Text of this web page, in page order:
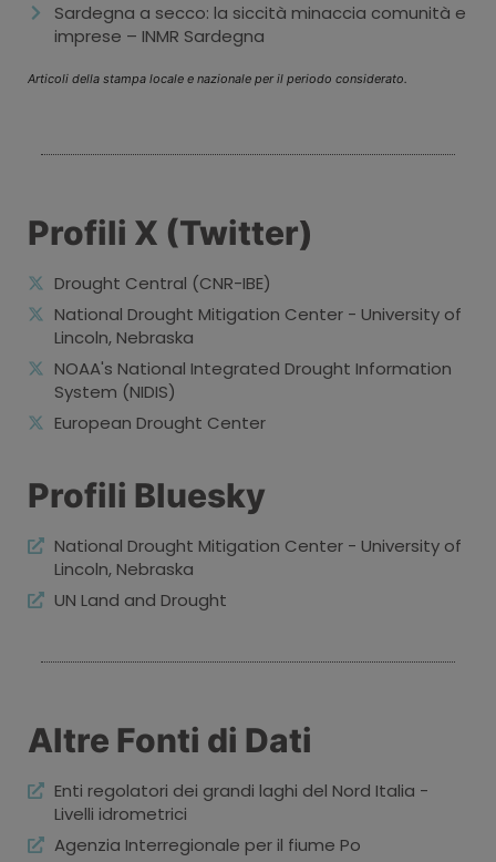
Sardegna a secco: la siccità minaccia comunità e
imprese – INMR Sardegna
Articoli della stampa locale e nazionale per il periodo considerato.
Profili X (Twitter)
Drought Central (CNR-IBE)
National Drought Mitigation Center - University of
Lincoln, Nebraska
NOAA's National Integrated Drought Information
System (NIDIS)
European Drought Center
Profili Bluesky
National Drought Mitigation Center - University of
Lincoln, Nebraska
UN Land and Drought
Altre Fonti di Dati
Enti regolatori dei grandi laghi del Nord Italia -
Livelli idrometrici
Agenzia Interregionale per il fiume Po